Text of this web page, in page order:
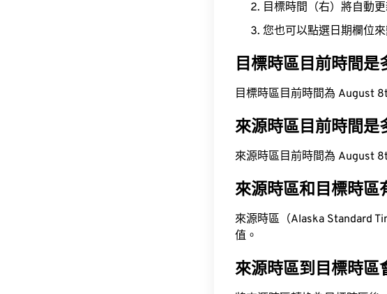
目標時間（右）將自動更
您也可以點選日期欄位來
目標時區目前時間是
目標時區目前時間為 August
來源時區目前時間是
來源時區目前時間為 August
來源時區和目標時區
來源時區（Alaska Standard
值。
來源時區到目標時區